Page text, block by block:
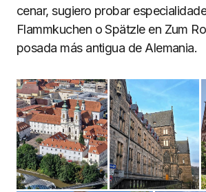
cenar, sugiero probar
Flammkuchen o Spätzle en Zum
posada más antigua de Alemania.